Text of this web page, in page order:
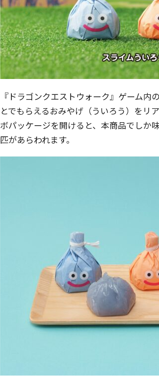
『ドラゴンクエストウォーク』ゲーム
とでもらえるおみやげ（ういろう）をリ
ボパッケージを開けると、本商品でしか
匹があらわれます。